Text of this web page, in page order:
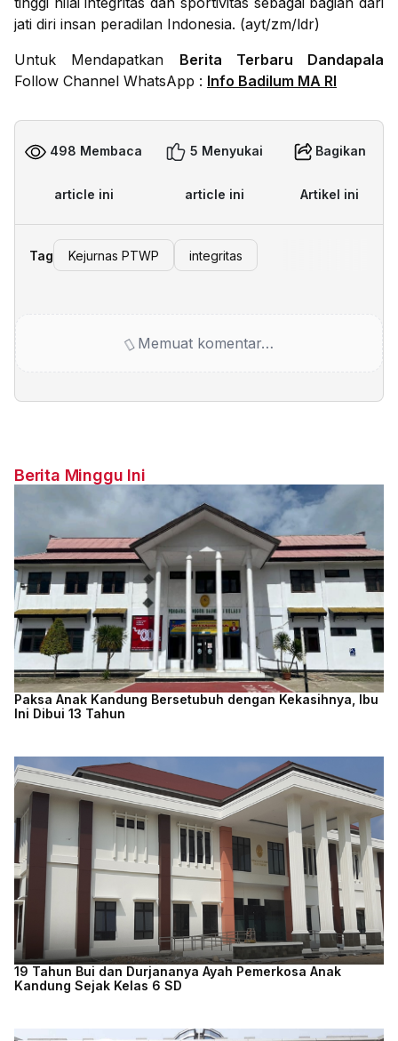
jati diri insan peradilan Indonesia. (ayt/zm/ldr)
Untuk Mendapatkan Berita Terbaru Dandapala
Follow Channel WhatsApp : Info Badilum MA RI
498 Membaca
article ini
5 Menyukai
article ini
Bagikan
Artikel ini
Tag Kejurnas PTWP integritas
Memuat komentar…
Berita Minggu Ini
Paksa Anak Kandung Bersetubuh dengan Kekasihnya, Ibu
Ini Dibui 13 Tahun
19 Tahun Bui dan Durjananya Ayah Pemerkosa Anak
Kandung Sejak Kelas 6 SD